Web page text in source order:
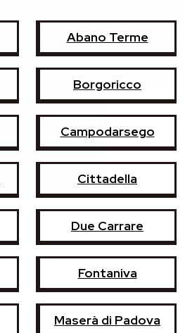
Abano Terme
Borgoricco
Campodarsego
Cittadella
Due Carrare
Fontaniva
Maserà di Padova